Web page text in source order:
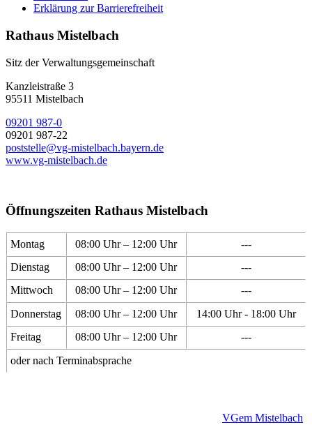
Erklärung zur Barrierefreiheit
Rathaus Mistelbach
Sitz der Verwaltungsgemeinschaft
Kanzleistraße 3
95511 Mistelbach
09201 987-0
09201 987-22
poststelle@vg-mistelbach.bayern.de
www.vg-mistelbach.de
Öffnungszeiten Rathaus Mistelbach
Montag 08:00 Uhr – 12:00 Uhr
---
Dienstag
08:00 Uhr – 12:00 Uhr
---
Mittwoch
08:00 Uhr – 12:00 Uhr
---
Donnerstag
08:00 Uhr – 12:00 Uhr
14:00 Uhr - 18:00 Uhr
Freitag
08:00 Uhr – 12:00 Uhr
---
oder nach Terminabsprache
VGem Mistelbach